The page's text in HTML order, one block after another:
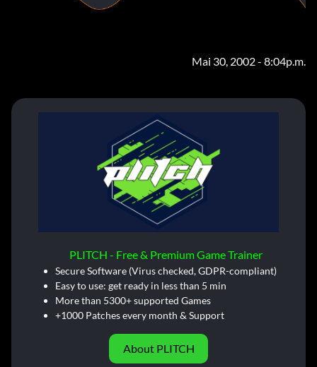
Mai 30, 2002 - 8:04p.m.
PLITCH - Free & Premium Game Trainer
Secure Software (Virus checked, GDPR-compliant)
Easy to use: get ready in less than 5 min
More than 5300+ supported Games
+1000 Patches every month & Support
About PLITCH